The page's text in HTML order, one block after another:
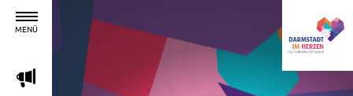
MENÜ
m